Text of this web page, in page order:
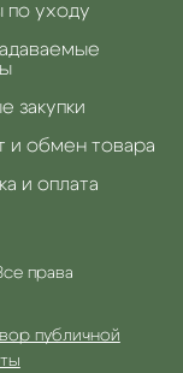
по уходу
закупки
и обмен товара
и оплата
права
публичной